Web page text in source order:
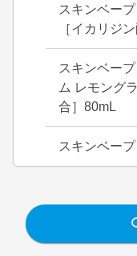
スキンベー
［イカリジ
スキンベー
ム レモング
合］80mL
スキンベー